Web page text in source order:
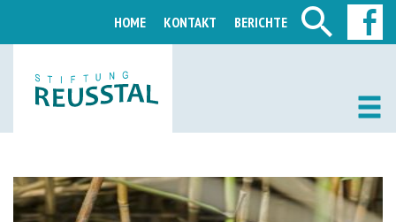
HOME KONTAKT BERICHTE